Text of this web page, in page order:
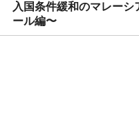
入国条件緩和のマレー
ール編〜